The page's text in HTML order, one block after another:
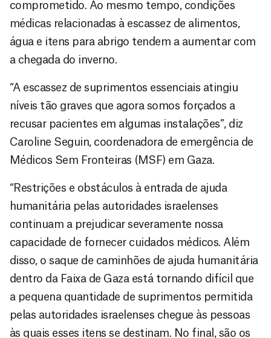
comprometido. Ao mesmo tempo, condições
médicas relacionadas à escassez de alimentos,
água e itens para abrigo tendem a aumentar com
a chegada do inverno.
“A escassez de suprimentos essenciais atingiu
níveis tão graves que agora somos forçados a
recusar pacientes em algumas instalações”, diz
Caroline Seguin, coordenadora de emergência de
Médicos Sem Fronteiras (MSF) em Gaza.
“Restrições e obstáculos à entrada de ajuda
humanitária pelas autoridades israelenses
continuam a prejudicar severamente nossa
capacidade de fornecer cuidados médicos. Além
disso, o saque de caminhões de ajuda humanitária
dentro da Faixa de Gaza está tornando difícil que
a pequena quantidade de suprimentos permitida
pelas autoridades israelenses chegue às pessoas
às quais esses itens se destinam. No final, são os